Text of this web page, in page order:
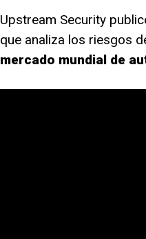
Upstream Security
que analiza los riesgos
mercado mundial de